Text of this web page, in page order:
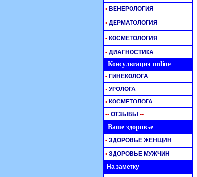
• ВЕНЕРОЛОГИЯ
• ДЕРМАТОЛОГИЯ
• КОСМЕТОЛОГИЯ
• ДИАГНОСТИКА
Консультация online
• ГИНЕКОЛОГА
• УРОЛОГА
• КОСМЕТОЛОГА
•• ОТЗЫВЫ ••
Ваше здоровье
• ЗДОРОВЬЕ ЖЕНЩИН
• ЗДОРОВЬЕ МУЖЧИН
На заметку